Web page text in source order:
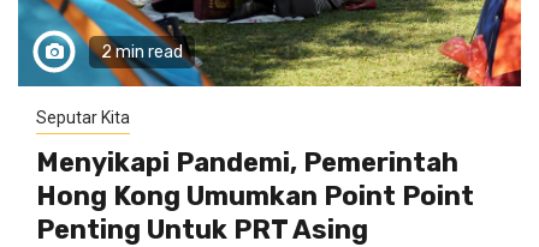
2 min read
Seputar Kita
Menyikapi Pandemi, Pemerintah
Hong Kong Umumkan Point Point
Penting Untuk PRT Asing